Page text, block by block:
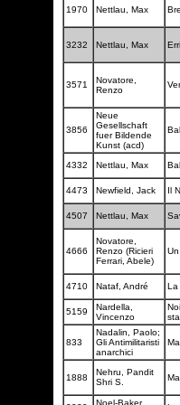
1970 Nettlau, Max
3232 Nettlau, Max
3571
Novatore,
Renzo
3856
Neue
Gesellschaft
fuer Bildende
Kunst (acd)
4332 Nettlau, Max
4473 Newfield, Jack Il
4507 Nettlau, Max
4666
Novatore,
Renzo (Ricieri
Ferrari, Abele)
4710 Nataf, André La
5159
Nardella,
Vincenzo
833
Nadalin, Paolo;
Gli Antimilitaristi
anarchici
1888
Nehru, Pandit
Shri S.
Noel-Baker,